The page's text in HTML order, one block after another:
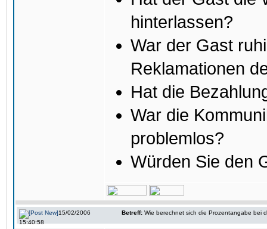
hinterlassen?
War der Gast
Reklamationen
Hat die
War die
problemlos?
Würden Sie den
15/02/2006
15:40:58
Betreff: Wie berechnet sich die Prozentangabe bei